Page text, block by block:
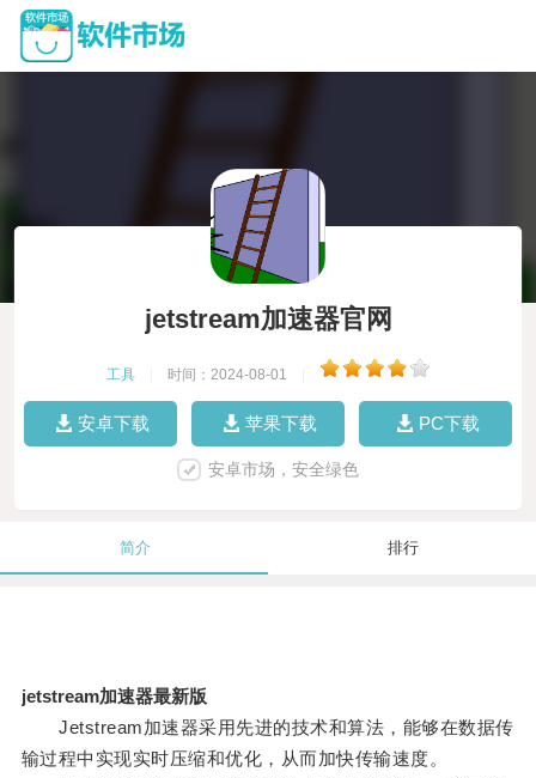
jetstream加速器官网
工具 时间：2024-08-01
安卓下载 苹果下载 PC下载
安卓市场，安全绿色
简介 排行
jetstream加速器最新版
Jetstream加速器采用先进的技术和算法，能够在数据传
输过程中实现实时压缩和优化，从而加快传输速度。